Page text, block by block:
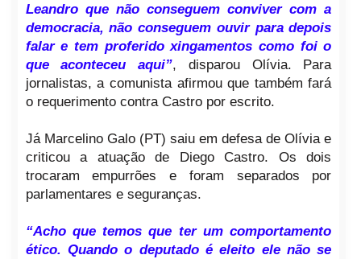
Leandro que não conseguem conviver com a
democracia, não conseguem ouvir para depois
falar e tem proferido xingamentos como foi o
que aconteceu aqui”, disparou Olívia. Para
jornalistas, a comunista afirmou que também fará
o requerimento contra Castro por escrito.
Já Marcelino Galo (PT) saiu em defesa de Olívia e
criticou a atuação de Diego Castro. Os dois
trocaram empurrões e foram separados por
parlamentares e seguranças.
“Acho que temos que ter um comportamento
ético. Quando o deputado é eleito ele não se